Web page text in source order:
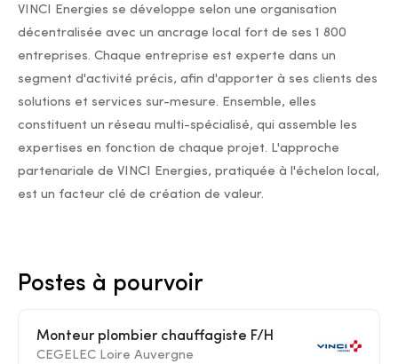
VINCI Energies se développe selon une organisation
décentralisée avec un ancrage local fort de ses 1 800
entreprises. Chaque entreprise est experte dans un
segment d'activité précis, afin d'apporter à ses clients des
solutions et services sur-mesure. Ensemble, elles
constituent un réseau multi-spécialisé, qui assemble les
expertises en fonction de chaque projet. L'approche
partenariale de VINCI Energies, pratiquée à l'échelon local,
est un facteur clé de création de valeur.
Postes à pourvoir
Monteur plombier chauffagiste F/H
CEGELEC Loire Auvergne